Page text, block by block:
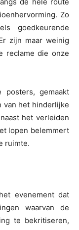
Zo
goedkeurende
zijn maar weinig
reclame die onze
posters, gemaakt
van het hinderlijke
het verleiden
lopen belemmert
ruimte.
evenement dat
waarvan de
te bekritiseren,